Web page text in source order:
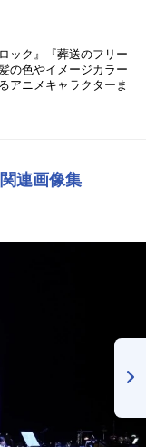
ック』『葬送のフリー
の色やイメージカラー
アニメキャラクターま
連画像集